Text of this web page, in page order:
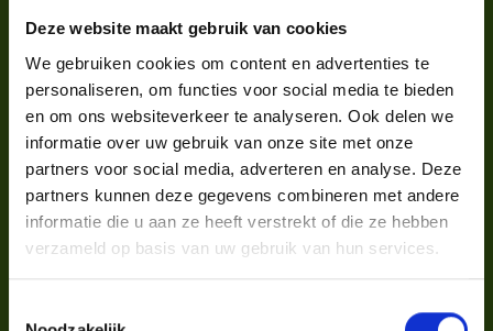
Deze website maakt gebruik van cookies
We gebruiken cookies om content en advertenties te
personaliseren, om functies voor social media te bieden
en om ons websiteverkeer te analyseren. Ook delen we
informatie over uw gebruik van onze site met onze
partners voor social media, adverteren en analyse. Deze
partners kunnen deze gegevens combineren met andere
informatie die u aan ze heeft verstrekt of die ze hebben
verzameld op basis van uw gebruik van hun services.
Daarom is het zo belangrijk dat wat jezegt
jezelf,
ook klopt met wat mensenvoelen in de praktijk.
Een organisatie die warmte en menselijkheid predikt,
maar in haar communicatie koel en zakelijk
overkomt,verliest geloofwaardigheid.
Omgekeerd: een bedrijf dat zijn waarden vertaalt
naar elk detail,
van het welkomstbord tot de begeleidende mail bij
een factuur, maakt een authentieke indruk.
En die indruk blijft hangen.